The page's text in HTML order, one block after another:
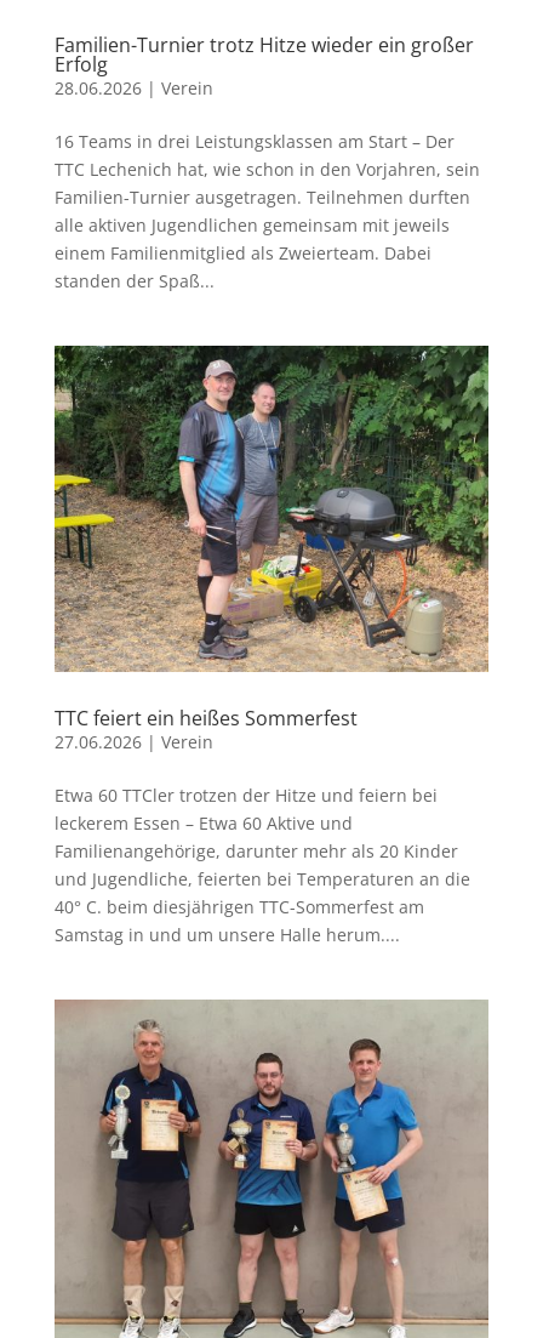
Familien-Turnier trotz Hitze wieder ein großer
Erfolg
28.06.2026| Verein
16 Teams in drei Leistungsklassen am Start – Der
TTC Lechenich hat, wie schon in den Vorjahren, sein
Familien-Turnier ausgetragen. Teilnehmen durften
alle aktiven Jugendlichen gemeinsam mit jeweils
einem Familienmitglied als Zweierteam. Dabei
standen der Spaß...
TTC feiert ein heißes Sommerfest
27.06.2026| Verein
Etwa 60 TTCler trotzen der Hitze und feiern bei
leckerem Essen – Etwa 60 Aktive und
Familienangehörige, darunter mehr als 20 Kinder
und Jugendliche, feierten bei Temperaturen an die
40° C. beim diesjährigen TTC-Sommerfest am
Samstag in und um unsere Halle herum....